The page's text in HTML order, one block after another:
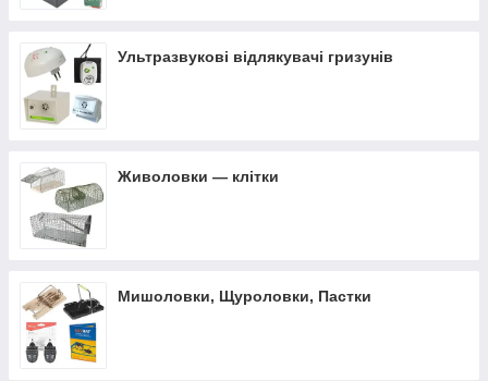
Хімічні інсектицидні засоби
Ультрафіолетові лампи для електричних знищувачів
Ультразвукові відлякувачі гризунів
Живоловки — клітки
Мишоловки, Щуроловки, Пастки